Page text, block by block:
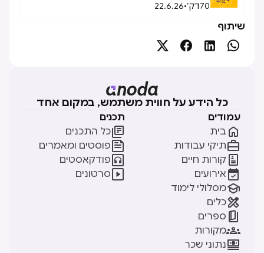
70דק׳•
22.6.26
שיתוף




כל הידע על חווית משתמש, במקום אחד
עמודים
בית 
תיקי עבודות
קורות חיים 
אירועים 
מסלולי לימוד
כלים
ספרים 
מקורות
נתוני שכר
תכנים
כל התכנים
פוסטים ומאמרים
פודקאסטים
סרטונים